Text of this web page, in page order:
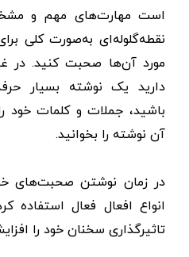
است مهارت‌های مهم و
نقطه‌گلوله‌ای به‌صورت کلی
مورد آن‌ها صحبت کنید. در
دارید یک نوشته بسیار
باشید، جملات و کلمات خود
آن نوشته را بخوانید.
در زمان نوشتن صحبت‌های
انواع افعال فعال استفاده
تاثیرگذاری سخنان خود را